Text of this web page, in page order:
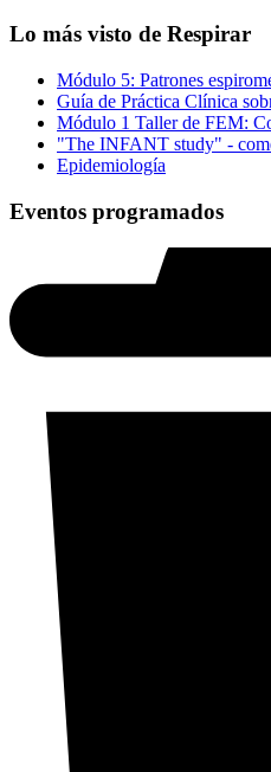
Lo más visto de Respirar
Módulo 5: Patrones
Guía de Práctica Clínica
Módulo 1 Taller de FEM:
"The INFANT study" -
Epidemiología
Eventos programados